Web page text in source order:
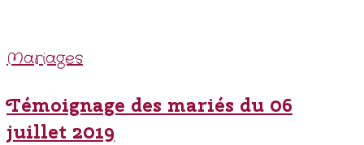
Mariages
Témoignage des mariés du 06
juillet 2019